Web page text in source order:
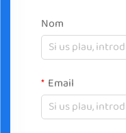
Nom
Email